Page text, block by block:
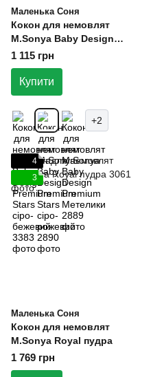
Маленька Соня
Кокон для немовлят
M.Sonya Baby Design
Premium Stars сіро-
рожевий
1 115 грн
Купити
+2
4
3
Маленька Соня
Кокон для немовлят
M.Sonya Royal пудра
1 769 грн